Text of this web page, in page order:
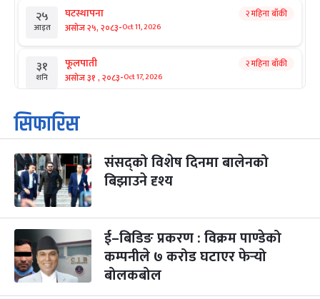
२५
आइत
घटस्थापना
असोज २५, २०८३-Oct 11, 2026
२ महिना बाँकी
३१
शनि
फूलपाती
असोज ३१ , २०८३-Oct 17, 2026
२ महिना बाँकी
१
आइत
कार्तिक सङ्क्रान्ति
कार्तिक १, २०८३
३
मंगल
महानवमी
कार्तिक ३, २०८३-Oct 20, 2026
२ महिना बाँकी
४
बुध कार्तिक ४, २०८३ -Oct 21, 2026
५
बिहि
पापा‌ङ्कुशा एकादशी व्रत
कार्तिक ५, २०८३-Oct 22, 2026
२ महिना बाँकी
सिफारिस
संसद्को विशेष दिनमा बालेनको
बिझाउने दृश्य
ई–बिडिङ प्रकरण : विक्रम पाण्डेको
कम्पनीले ७ करोड घटाएर फेर्‍यो
बोलकबोल